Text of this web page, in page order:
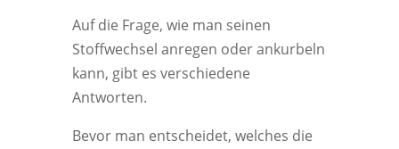
Auf die Frage, wie man seinen
Stoffwechsel anregen oder ankurbeln
kann, gibt es verschiedene
Antworten.
Bevor man entscheidet, welches die